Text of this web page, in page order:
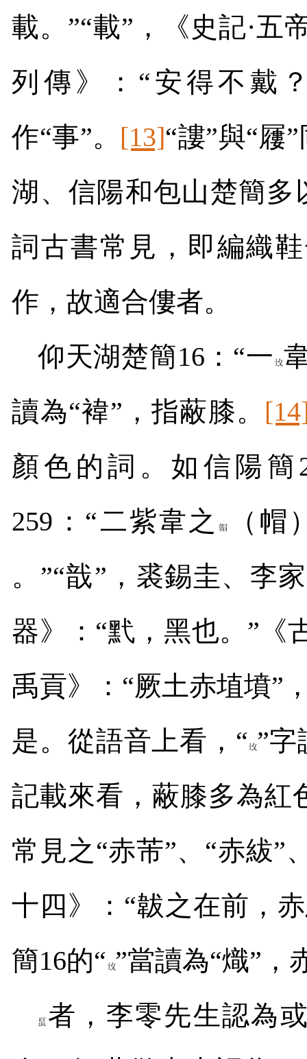
載。”“載”，《史記·五
列傳》：“安得不戴
作“事”。 [13]“謱”與“屨
湖、信陽和包山楚簡多
詞古書常見，即編織
作，故適合僂者。
仰天湖楚簡16 ：“一
讀為“褘”，指蔽膝。
顏色的詞。如信陽簡
259 ：“二紫韋之 （帽
。”“戠”，裘錫圭、李
器》：“黓，黑也。”《
禹貢》：“厥土赤埴墳”
是。從語音上看，“ ”字
記載來看，蔽膝多為紅
常見之“赤芾”、“赤紱”
十四》：“韍之在前，
簡16的“ ”當讀為“熾”，
者，李零先生認為